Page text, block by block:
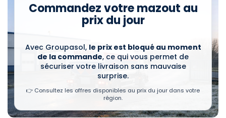
Commandez votre mazout au
prix du jour
Avec Groupasol, le prix est bloqué au moment
de la commande, ce qui vous permet de
sécuriser votre livraison sans mauvaise
surprise.
👉 Consultez les offres disponibles au prix du jour dans votre
région.